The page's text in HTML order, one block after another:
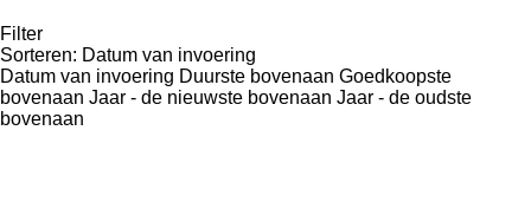
Filter
Sorteren: Datum van invoering
Datum van invoering Duurste bovenaan Goedkoopste
bovenaan Jaar - de nieuwste bovenaan Jaar - de oudste
bovenaan